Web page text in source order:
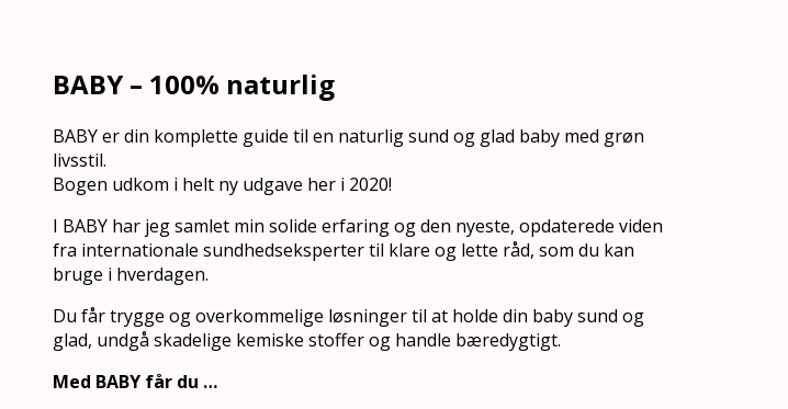
BABY – 100% naturlig
BABY er din komplette guide til en naturlig sund og glad baby med grøn
livsstil.
Bogen udkom i helt ny udgave her i 2020!
I BABY har jeg samlet min solide erfaring og den nyeste, opdaterede viden
fra internationale sundhedseksperter til klare og lette råd, som du kan
bruge i hverdagen.
Du får trygge og overkommelige løsninger til at holde din baby sund og
glad, undgå skadelige kemiske stoffer og handle bæredygtigt.
Med BABY får du …